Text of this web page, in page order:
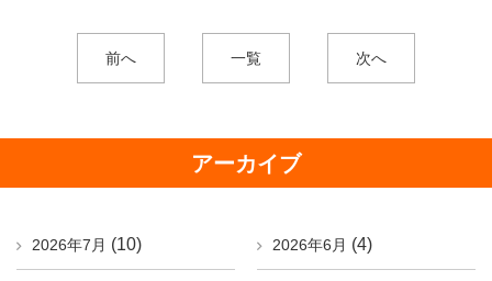
前へ 一覧 次へ
アーカイブ
2026年7月 (10) 2026年6月 (4)